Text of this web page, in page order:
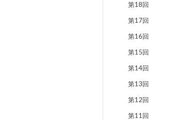
第18回
第17回
第16回
第15回
第14回
第13回
第12回
第11回